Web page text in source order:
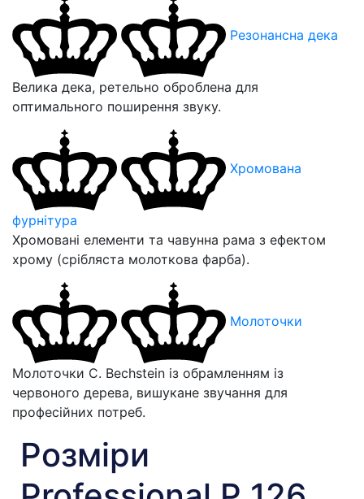
Резонансна дека
Велика дека, ретельно оброблена для
оптимального поширення звуку.
Хромована
фурнітура
Хромовані елементи та чавунна рама з ефектом
хрому (срібляста молоткова фарба).
Молоточки
Молоточки C. Bechstein із обрамленням із
червоного дерева, вишукане звучання для
професійних потреб.
Розміри